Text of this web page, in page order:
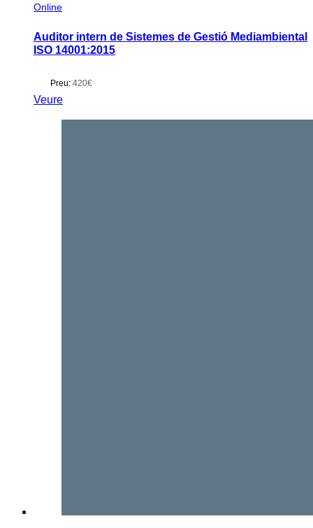
Online
Auditor intern de Sistemes de Gestió Mediambiental
ISO 14001:2015
Preu: 420€
Veure